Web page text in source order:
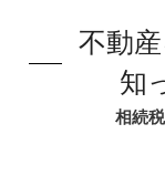
相続
不動
知